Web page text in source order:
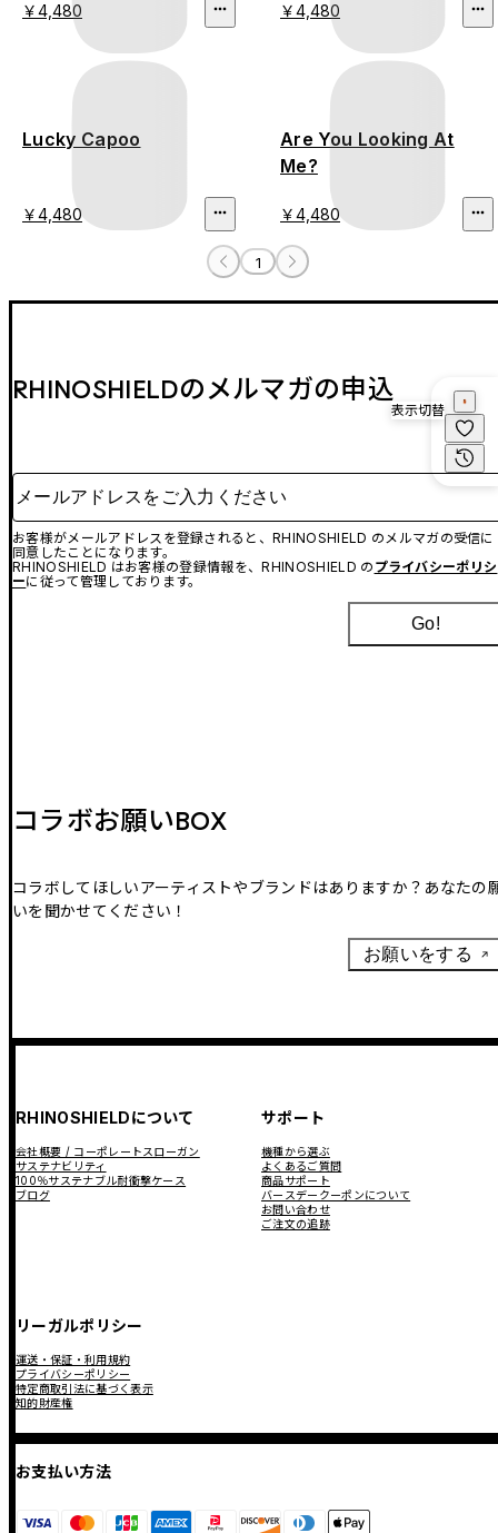
￥4,480 ￥4,480
Lucky Capoo
￥4,480
Are You Looking At
Me?
￥4,480
1
表示切替
RHINOSHIELDのメルマガの申込
メールアドレスをご入力ください
お客様がメールアドレスを登録されると、RHINOSHIELD のメルマガの受信に
同意したことになります。
RHINOSHIELD はお客様の登録情報を、RHINOSHIELD の プライバシーポリシ
ーに従って管理しております。
Go!
コラボお願いBOX
コラボしてほしいアーティストやブランドはありますか？あなたの
いを聞かせてください！
お願いをする
RHINOSHIELDについて
会社概要 / コーポレートスローガン
サステナビリティ
100％サステナブル耐衝撃ケース
ブログ
サポート
機種から選ぶ
よくあるご質問
商品サポート
バースデークーポンについて
お問い合わせ
ご注文の追跡
リーガルポリシー
運送・保証・利用規約
プライバシーポリシー
特定商取引法に基づく表示
知的財産権
お支払い方法